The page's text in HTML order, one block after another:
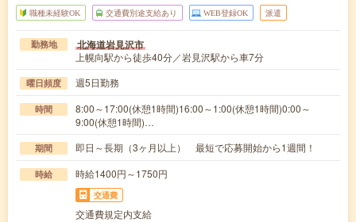
職種未経験OK 交通費別途支給あり WEB登録OK 派遣
勤務地 北海道岩見沢市
上幌向駅から徒歩40分／岩見沢駅から車7分
曜日頻度 週5日勤務
時間
8:00～17:00(休憩1時間)16:00～1:00(休憩1時間)0:00～
9:00(休憩1時間)…
期間 即日～長期（3ヶ月以上） 最短で応募開始から1週間！
時給 時給1400円～1750円
交通費
交通費規定内支給